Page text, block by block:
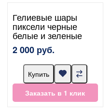
Гелиевые шары
пиксели черные
белые и зеленые
2 000 руб.
Купить
Заказать в 1 клик